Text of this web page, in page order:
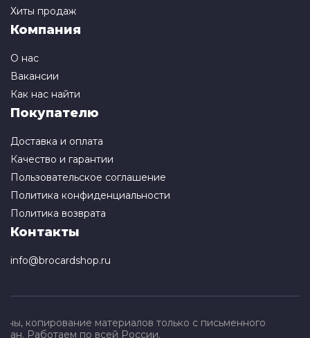
Хиты продаж
Компания
О нас
Вакансии
Как нас найти
Покупателю
Доставка и оплата
Качество и гарантии
Пользовательское соглашение
Политика конфиденциальности
Политика возврата
Контакты
info@brocardshop.ru
копирование материалов только с письменного
Работаем по всей России.